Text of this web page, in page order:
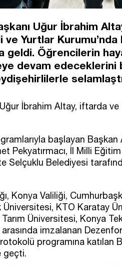
Uğur İbrahim
Yurtlar
Öğrencilerin
devam edeceklerini
İbrahim Altay, iftarda
başlayan
Pekyatırmacı, İl Milli
Selçuklu Belediyesi
Konya Valiliği,
KTO Karatay
Üniversitesi, Konya
imzalanan
programına katılan
geçti.